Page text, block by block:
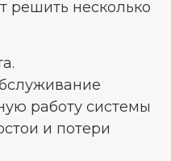
решить несколько
работу системы
и потери